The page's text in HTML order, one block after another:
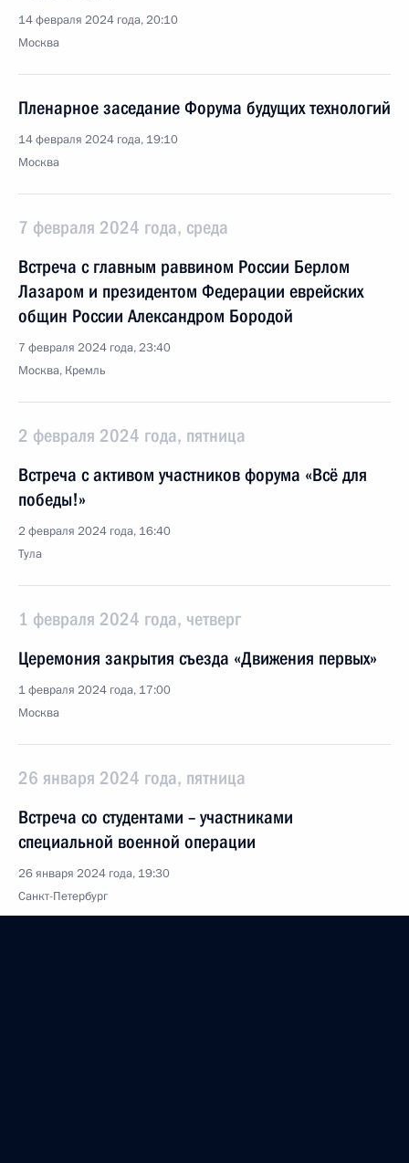
14 февраля 2024 года, 20:10
Москва
Пленарное заседание Форума будущих технологий
14 февраля 2024 года, 19:10
Москва
7 февраля 2024 года, среда
Встреча с главным раввином России Берлом
Лазаром и президентом Федерации еврейских
общин России Александром Бородой
7 февраля 2024 года, 23:40
Москва, Кремль
2 февраля 2024 года, пятница
Встреча с активом участников форума «Всё для
победы!»
2 февраля 2024 года, 16:40
Тула
1 февраля 2024 года, четверг
Церемония закрытия съезда «Движения первых»
1 февраля 2024 года, 17:00
Москва
26 января 2024 года, пятница
Встреча со студентами – участниками
специальной военной операции
26 января 2024 года, 19:30
Санкт-Петербург